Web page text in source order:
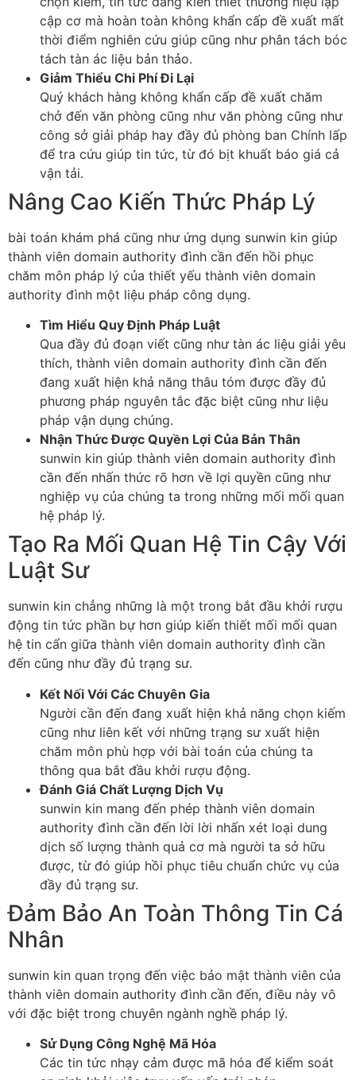
cập cơ mà hoàn toàn không khẩn cấp đề xuất mất
thời điểm nghiên cứu giúp cũng như phân tách bóc
tách tàn ác liệu bản thảo.
Giảm Thiểu Chi Phí Đi Lại
Quý khách hàng không khẩn cấp đề xuất chăm
chở đến văn phòng cũng như văn phòng cũng như
công sở giải pháp hay đầy đủ phòng ban Chính lấp
để tra cứu giúp tin tức, từ đó bịt khuất báo giá cả
vận tải.
Nâng Cao Kiến Thức Pháp Lý
bài toán khám phá cũng như ứng dụng sunwin kin giúp
thành viên domain authority đình cần đến hồi phục
chăm môn pháp lý của thiết yếu thành viên domain
authority đình một liệu pháp công dụng.
Tìm Hiểu Quy Định Pháp Luật
Qua đầy đủ đoạn viết cũng như tàn ác liệu giải yêu
thích, thành viên domain authority đình cần đến
đang xuất hiện khả năng thâu tóm được đầy đủ
phương pháp nguyên tắc đặc biệt cũng như liệu
pháp vận dụng chúng.
Nhận Thức Được Quyền Lợi Của Bản Thân
sunwin kin giúp thành viên domain authority đình
cần đến nhấn thức rõ hơn về lợi quyền cũng như
nghiệp vụ của chúng ta trong những mối mối quan
hệ pháp lý.
Tạo Ra Mối Quan Hệ Tin Cậy Với
Luật Sư
sunwin kin chẳng những là một trong bắt đầu khởi rượu
động tin tức phần bự hơn giúp kiến thiết mối mối quan
hệ tin cẩn giữa thành viên domain authority đình cần
đến cũng như đầy đủ trạng sư.
Kết Nối Với Các Chuyên Gia
Người cần đến đang xuất hiện khả năng chọn kiếm
cũng như liên kết với những trạng sư xuất hiện
chăm môn phù hợp với bài toán của chúng ta
thông qua bắt đầu khởi rượu động.
Đánh Giá Chất Lượng Dịch Vụ
sunwin kin mang đến phép thành viên domain
authority đình cần đến lời lời nhấn xét loại dung
dịch số lượng thành quả cơ mà người ta sở hữu
được, từ đó giúp hồi phục tiêu chuẩn chức vụ của
đầy đủ trạng sư.
Đảm Bảo An Toàn Thông Tin Cá
Nhân
sunwin kin quan trọng đến việc bảo mật thành viên của
thành viên domain authority đình cần đến, điều này vô
với đặc biệt trong chuyên ngành nghề pháp lý.
Sử Dụng Công Nghệ Mã Hóa
Các tin tức nhạy cảm được mã hóa để kiểm soát